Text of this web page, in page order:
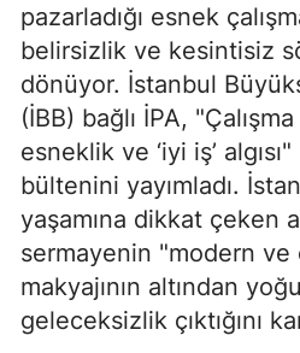
pazarladığı esnek
belirsizlik ve kesintisiz
dönüyor. İstanbul
(İBB) bağlı İPA, "Çalışma
esneklik ve ‘iyi iş’ algısı"
bültenini yayımladı.
yaşamına dikkat çeken
sermayenin "modern ve
makyajının altından
geleceksizlik çıktığını